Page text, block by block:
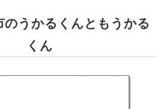
のうかるくんともうかる
くん